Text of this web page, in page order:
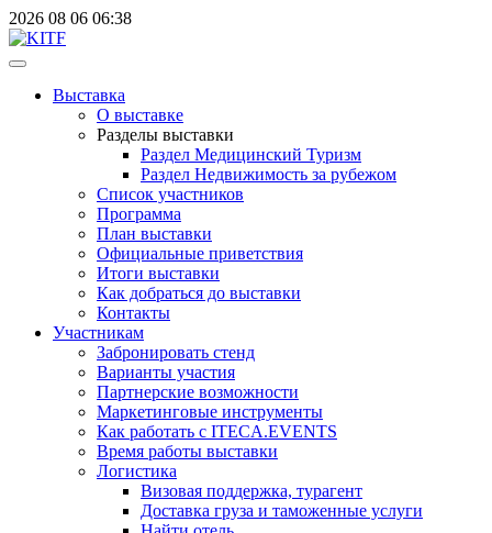
2026 08 06 06:38
Выставка
О выставке
Разделы выставки
Раздел Медицинский Туризм
Раздел Недвижимость за рубежом
Список участников
Программа
План выставки
Официальные приветствия
Итоги выставки
Как добраться до выставки
Контакты
Участникам
Забронировать стенд
Варианты участия
Партнерские возможности
Маркетинговые инструменты
Как работать с ITECA.EVENTS
Время работы выставки
Логистика
Визовая поддержка, турагент
Доставка груза и таможенные услуги